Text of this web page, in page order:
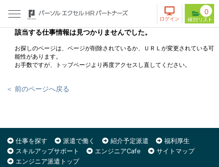
0
該当する仕事情報は見つかりませんでした。
お探しのページは、ページが削除されているか、ＵＲＬが変更されている可
能性があります。
お手数ですが、トップページより再度アクセスし直してください。
＜ 前のページへ戻る
仕事を探す 派遣で働く 紹介予定派遣
福利厚生
スキルアップサポート
エンジニアCafe
サイトマップ
エンジニア派遣トップ